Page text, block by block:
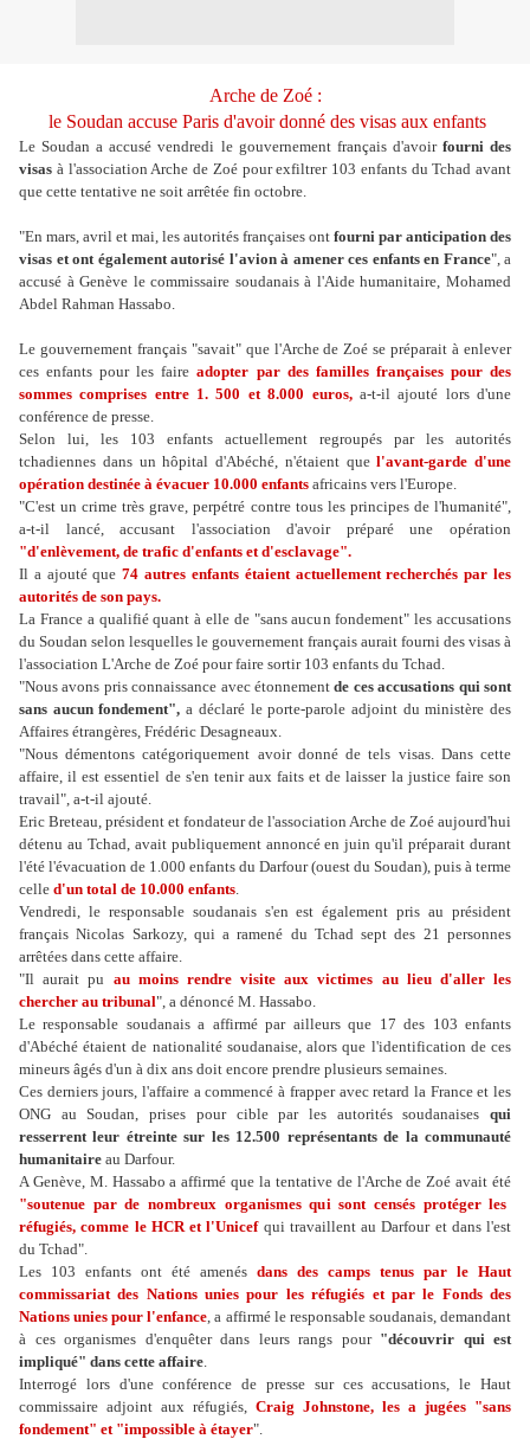
Arche de Zoé :
le Soudan accuse Paris d'avoir donné des visas aux enfants
Le Soudan a accusé vendredi le gouvernement français d'avoir fourni des
visas à l'association Arche de Zoé pour exfiltrer 103 enfants du Tchad avant
que cette tentative ne soit arrêtée fin octobre.
"En mars, avril et mai, les autorités françaises ont fourni par anticipation des
visas et ont également autorisé l'avion à amener ces enfants en France", a
accusé à Genève le commissaire soudanais à l'Aide humanitaire, Mohamed
Abdel Rahman Hassabo.
Le gouvernement français "savait" que l'Arche de Zoé se préparait à enlever
ces enfants pour les faire adopter par des familles françaises pour des
sommes comprises entre 1. 500 et 8.000 euros, a-t-il ajouté lors d'une
conférence de presse.
Selon lui, les 103 enfants actuellement regroupés par les autorités
tchadiennes dans un hôpital d'Abéché, n'étaient quel'avant-garde d'une
opération destinée à évacuer 10.000 enfants africains vers l'Europe.
"C'est un crime très grave, perpétré contre tous les principes de l'humanité",
a-t-il lancé, accusant l'association d'avoir préparé une opération
"d'enlèvement, de trafic d'enfants et d'esclavage".
Il a ajouté que 74 autres enfants étaient actuellement recherchés par les
autorités de son pays.
La France a qualifié quant à elle de "sans aucun fondement" les accusations
du Soudan selon lesquelles le gouvernement français aurait fourni des visas à
l'association L'Arche de Zoé pour faire sortir 103 enfants du Tchad.
"Nous avons pris connaissance avec étonnementde ces accusations qui sont
sans aucun fondement", a déclaré le porte-parole adjoint du ministère des
Affaires étrangères, Frédéric Desagneaux.
"Nous démentons catégoriquement avoir donné de tels visas. Dans cette
affaire, il est essentiel de s'en tenir aux faits et de laisser la justice faire son
travail", a-t-il ajouté.
Eric Breteau, président et fondateur de l'association Arche de Zoé aujourd'hui
détenu au Tchad, avait publiquement annoncé en juin qu'il préparait durant
l'été l'évacuation de 1.000 enfants du Darfour (ouest du Soudan), puis à terme
celle d'un total de 10.000 enfants.
Vendredi, le responsable soudanais s'en est également pris au président
français Nicolas Sarkozy, qui a ramené du Tchad sept des 21 personnes
arrêtées dans cette affaire.
"Il aurait pu au moins rendre visite aux victimes au lieu d'aller les
chercher au tribunal", a dénoncé M. Hassabo.
Le responsable soudanais a affirmé par ailleurs que 17 des 103 enfants
d'Abéché étaient de nationalité soudanaise, alors que l'identification de ces
mineurs âgés d'un à dix ans doit encore prendre plusieurs semaines.
Ces derniers jours, l'affaire a commencé à frapper avec retard la France et les
ONG au Soudan, prises pour cible par les autorités soudanaises qui
resserrent leur étreinte sur les 12.500 représentants de la communauté
humanitaire au Darfour.
A Genève, M. Hassabo a affirmé que la tentative de l'Arche de Zoé avait été
"soutenue par de nombreux organismes qui sont censés protéger les
réfugiés, comme le HCR et l'Unicefqui travaillent au Darfour et dans l'est
du Tchad".
Les 103 enfants ont été amenés dans des camps tenus par le Haut
commissariat des Nations unies pour les réfugiés et par le Fonds des
Nations unies pour l'enfance, a affirmé le responsable soudanais, demandant
à ces organismes d'enquêter dans leurs rangs pour "découvrir qui est
impliqué" dans cette affaire.
Interrogé lors d'une conférence de presse sur ces accusations, le Haut
commissaire adjoint aux réfugiés, Craig Johnstone, les a jugées "sans
fondement" et "impossible à étayer".